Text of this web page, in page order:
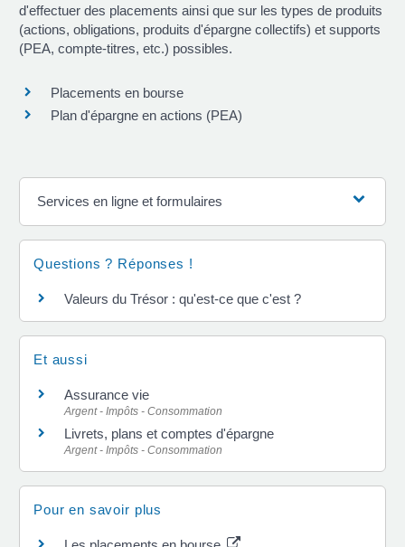
d'effectuer des placements ainsi que sur les types de produits
(actions, obligations, produits d'épargne collectifs) et supports
(PEA, compte-titres, etc.) possibles.
Placements en bourse
Plan d'épargne en actions (PEA)
Services en ligne et formulaires
Questions ? Réponses !
Valeurs du Trésor : qu'est-ce que c'est ?
Et aussi
Assurance vie
Argent - Impôts - Consommation
Livrets, plans et comptes d'épargne
Argent - Impôts - Consommation
Pour en savoir plus